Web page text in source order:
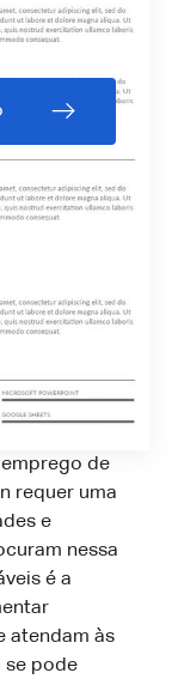
de
requer uma
e
nessa
​​é a
atendam às
se pode